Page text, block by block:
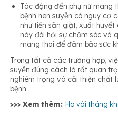
Tác động đến phụ nữ mang
bệnh hen suyễn có nguy cơ
như tiền sản giật, xuất huyết
này đòi hỏi sự chăm sóc và
mang thai để đảm bảo sức
Trong tất cả các trường hợp,
suyễn đúng cách là rất quan
nghiêm trọng và cải thiện chất
bệnh.
>>> Xem thêm: Ho vài tháng